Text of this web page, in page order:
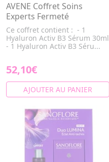
AVENE Coffret Soins
Experts Fermeté
Ce coffret contient : - 1
Hyaluron Activ B3 Sérum 30ml
- 1 Hyaluron Activ B3 Séru...
52,10€
AJOUTER AU PANIER